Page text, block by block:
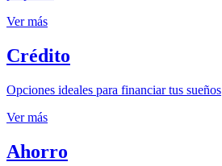
Ver más
Crédito
Opciones ideales para financiar tus sueños
Ver más
Ahorro